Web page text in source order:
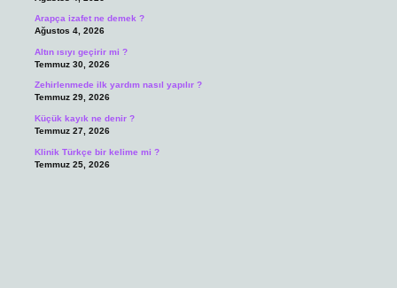
Arapça izafet ne demek ?
Ağustos 4, 2026
Altın ısıyı geçirir mi ?
Temmuz 30, 2026
Zehirlenmede ilk yardım nasıl yapılır ?
Temmuz 29, 2026
Küçük kayık ne denir ?
Temmuz 27, 2026
Klinik Türkçe bir kelime mi ?
Temmuz 25, 2026